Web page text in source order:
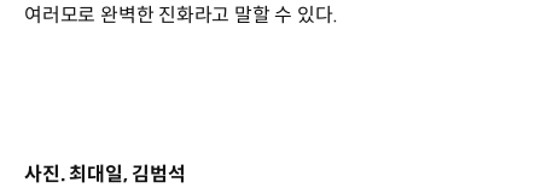
여러모로 완벽한 진화라고 말할 수 있다.
사진. 최대일, 김범석